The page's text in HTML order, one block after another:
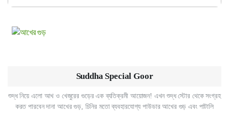
Suddha Special Goor
শুদ্ধ নিয়ে এলো আখ ও খেজুরের গুড়ের এক ব্যতিক্রমী আয়োজন! এখন শুদ্ধ স্টোর থেকে সংগ্রহ
করত পারবেন দানা আখের গুড়, চিনির মতো ব্যবহারযোগ্য পাউডার আখের গুড় এবং পাটালি